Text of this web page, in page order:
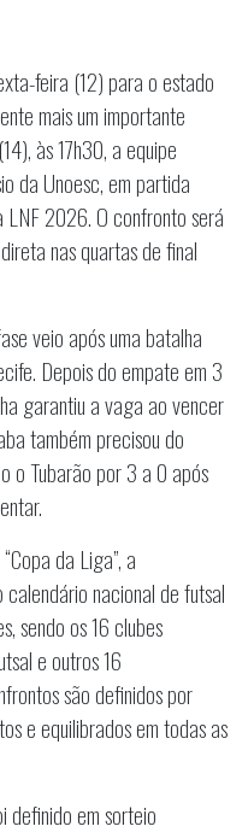
feira (12) para o estado
mais um importante
às 17h30, a equipe
da Unoesc, em partida
2026. O confronto será
nas quartas de final
veio após uma batalha
Depois do empate em 3
garantiu a vaga ao vencer
também precisou do
o Tubarão por 3 a 0 após
da Liga”, a
nacional de futsal
sendo os 16 clubes
e outros 16
são definidos por
e equilibrados em todas as
definido em sorteio